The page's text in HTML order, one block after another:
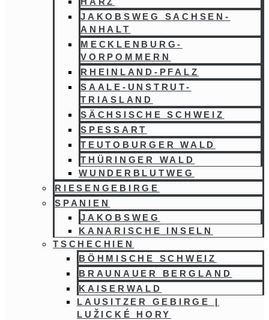
JAKOBSWEG SACHSEN-
ANHALT
MECKLENBURG-
VORPOMMERN
RHEINLAND-PFALZ
SAALE-UNSTRUT-
TRIASLAND
SÄCHSISCHE SCHWEIZ
SPESSART
TEUTOBURGER WALD
THÜRINGER WALD
WUNDERBLUTWEG
RIESENGEBIRGE
SPANIEN
JAKOBSWEG
KANARISCHE INSELN
TSCHECHIEN
BÖHMISCHE SCHWEIZ
BRAUNAUER BERGLAND
KAISERWALD
LAUSITZER GEBIRGE |
LUŽICKÉ HORY